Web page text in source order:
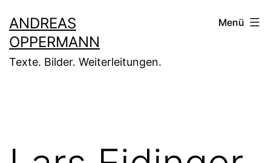
Inhalt
springen
ANDREAS
OPPERMANN
Texte. Bilder. Weiterleitungen.
Menü